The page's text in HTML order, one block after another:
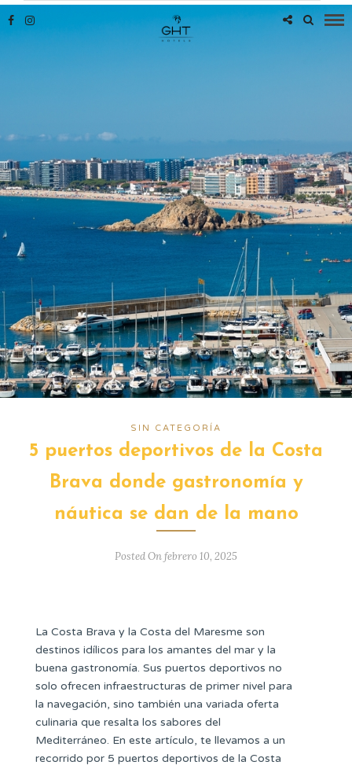
SIN CATEGORÍA
5 puertos deportivos de la Costa
Brava donde gastronomía y
náutica se dan de la mano
Posted On febrero 10, 2025
La Costa Brava y la Costa del Maresme son
destinos idílicos para los amantes del mar y la
buena gastronomía. Sus puertos deportivos no
solo ofrecen infraestructuras de primer nivel para
la navegación, sino también una variada oferta
culinaria que resalta los sabores del
Mediterráneo. En este artículo, te llevamos a un
recorrido por 5 puertos deportivos de la Costa